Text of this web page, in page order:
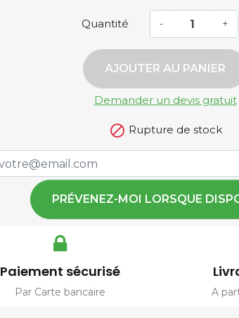
Quantité - +
AJOUTER AU PANIER
Demander un devis gratuit
 Rupture de stock
PRÉVENEZ-MOI LORSQUE
Paiement sécurisé
Par Carte bancaire A